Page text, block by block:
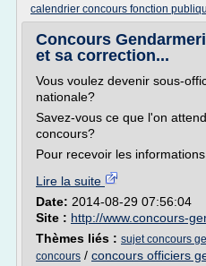
calendrier concours fonction
Concours
et sa correction...
Vous voulez devenir sous-
nationale?
Savez-vous ce que l'on
concours?
Pour recevoir les
Lire la suite
Date: 2014-08-29 07:56:04
Site : http://www.concours-
Thèmes liés : sujet concours
concours / concours officiers